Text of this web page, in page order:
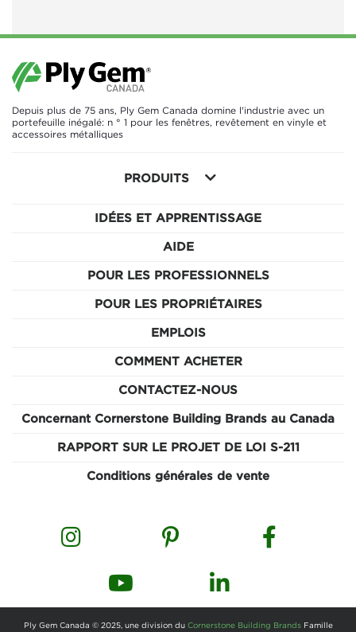
Depuis plus de 75 ans, Ply Gem Canada domine l'industrie avec un
portefeuille inégalé: n ° 1 pour les fenêtres, revêtement en vinyle et
accessoires métalliques
PRODUITS
IDÉES ET APPRENTISSAGE
AIDE
POUR LES PROFESSIONNELS
POUR LES PROPRIÉTAIRES
EMPLOIS
COMMENT ACHETER
CONTACTEZ-NOUS
Concernant Cornerstone Building Brands au Canada
RAPPORT SUR LE PROJET DE LOI S-211
Conditions générales de vente
Ply Gem Canada © 2025, une division duCornerstone Building BrandsFamille